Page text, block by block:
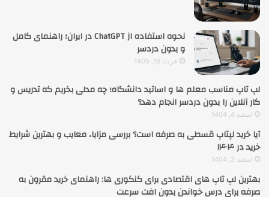
نحوه استفاده از ChatGPT در ایران؛ راهنمای کامل
و بدون دردسر
خرداد 18, 1405
لپ تاپ مناسب معلم ها و اساتید دانشگاه؛ چه مدلی بخریم که تدریس و
کار آنلاین را بدون دردسر انجام دهد؟
اسفند 4, 1404
آیا خرید لپتاپ قسطی به صرفه است؟ بررسی مزایا، معایب و بهترین شرایط
خرید در ۱۴۰۴
اسفند 3, 1404
بهترین لپ تاپ های اقتصادی برای کنکوری ها: راهنمای خرید مقرون به
صرفه برای درس خواندن بدون افت سرعت